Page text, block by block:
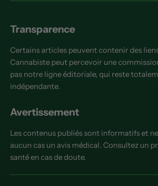
Transparence
Certains articles peuvent contenir des
Cannabiste peut percevoir une
pas notre ligne éditoriale, qui reste
indépendante.
Avertissement
Les contenus publiés sont informatifs et
aucun cas un avis médical. Consultez un
santé en cas de doute.